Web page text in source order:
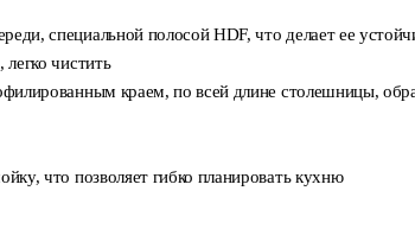
специальной полосой HDF, что делает ее
чистить
краем, по всей длине столешницы,
что позволяет гибко планировать кухню